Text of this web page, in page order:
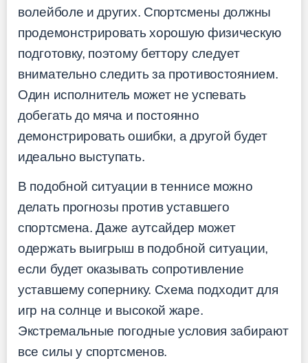
волейболе и других. Спортсмены должны
продемонстрировать хорошую физическую
подготовку, поэтому беттору следует
внимательно следить за противостоянием.
Один исполнитель может не успевать
добегать до мяча и постоянно
демонстрировать ошибки, а другой будет
идеально выступать.
В подобной ситуации в теннисе можно
делать прогнозы против уставшего
спортсмена. Даже аутсайдер может
одержать выигрыш в подобной ситуации,
если будет оказывать сопротивление
уставшему сопернику. Схема подходит для
игр на солнце и высокой жаре.
Экстремальные погодные условия забирают
все силы у спортсменов.